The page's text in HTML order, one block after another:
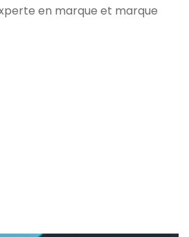
en marque et marque